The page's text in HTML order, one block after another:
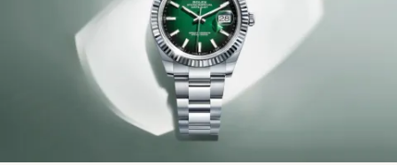
LUXURY DEALS
HOCHZEIT
ACCESSOIRES
ÜBER UNS